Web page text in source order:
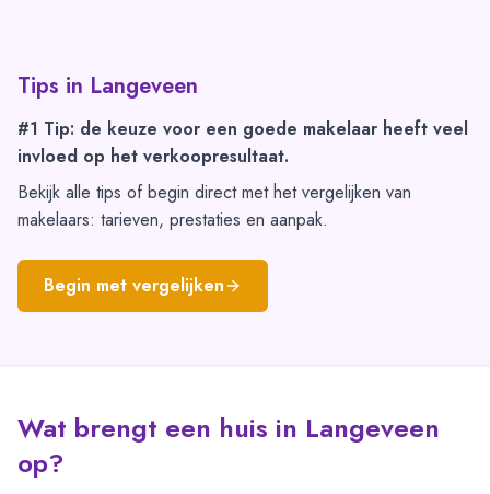
Tips in Langeveen
#1 Tip: de keuze voor een goede makelaar heeft veel
invloed op het verkoopresultaat.
Bekijk alle tips of begin direct met het vergelijken van
makelaars: tarieven, prestaties en aanpak.
Begin met vergelijken
Wat brengt een huis in Langeveen
op?